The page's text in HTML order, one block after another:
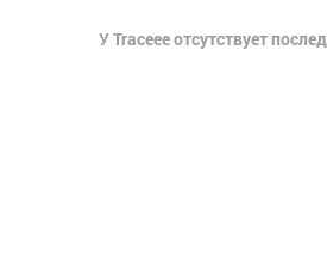
У Traceee отсутствует